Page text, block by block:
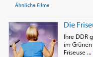
Ähnliche Filme
Die
Ihre DDR
im
Friseuse ...